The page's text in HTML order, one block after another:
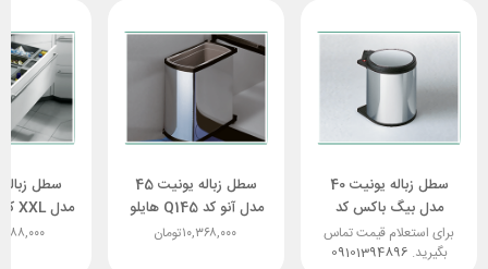
سطل زباله یونیت 40
مدل بیگ باکس کد
Q440 هایلو
برای استعلام قیمت تماس
بگیرید. 09101394896
سطل زباله یونیت 45
مدل آنو کد Q145 هایلو
۱۰,۳۶۸,۰۰۰تومان
مدل XXL کد Q190 هایلو